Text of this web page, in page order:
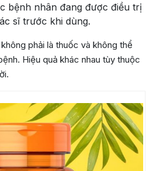
bệnh nhân đang được điều trị
sĩ trước khi dùng.
phải là thuốc và không thể
Hiệu quả khác nhau tùy thuộc